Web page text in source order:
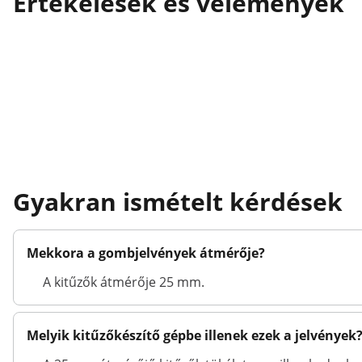
Gyakran ismételt kérdések
Mekkora a gombjelvények átmérője?
A kitűzők átmérője 25 mm.
Melyik kitűzőkészítő gépbe illenek ezek a jelvények?